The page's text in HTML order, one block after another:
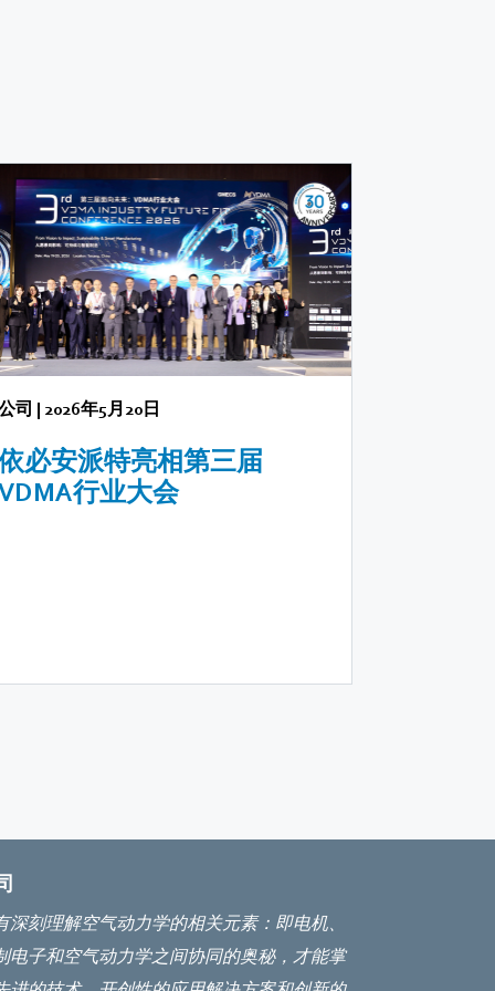
司 | 2026年5月20日
必安派特亮相第三届
行业大会
深刻理解空气动力学的相关元素：即电机、
电子和空气动力学之间协同的奥秘，才能掌